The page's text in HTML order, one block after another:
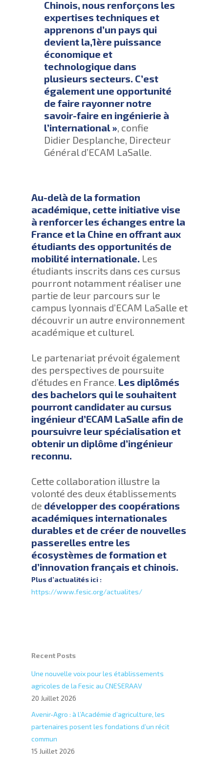
Chinois, nous renforçons les
expertises techniques et
apprenons d’un pays qui
devient la,1ère puissance
économique et
technologique dans
plusieurs secteurs. C’est
également une opportunité
de faire rayonner notre
savoir-faire en ingénierie à
l’international », confie
Didier Desplanche, Directeur
Général d’ECAM LaSalle.
Au-delà de la formation
académique, cette initiative vise
à renforcer les échanges entre la
France et la Chine en offrant aux
étudiants des opportunités de
mobilité internationale. Les
étudiants inscrits dans ces cursus
pourront notamment réaliser une
partie de leur parcours sur le
campus lyonnais d’ECAM LaSalle et
découvrir un autre environnement
académique et culturel.
Le partenariat prévoit également
des perspectives de poursuite
d’études en France. Les diplômés
des bachelors qui le souhaitent
pourront candidater au cursus
ingénieur d’ECAM LaSalle afin de
poursuivre leur spécialisation et
obtenir un diplôme d’ingénieur
reconnu.
Cette collaboration illustre la
volonté des deux établissements
de développer des coopérations
académiques internationales
durables et de créer de nouvelles
passerelles entre les
écosystèmes de formation et
d’innovation français et chinois.
Plus d’actualités ici :
https://www.fesic.org/actualites/
Recent Posts
Une nouvelle voix pour les établissements
agricoles de la Fesic au CNESERAAV
20 Juillet 2026
Avenir-Agro : à l’Académie d’agriculture, les
partenaires posent les fondations d’un récit
commun
15 Juillet 2026